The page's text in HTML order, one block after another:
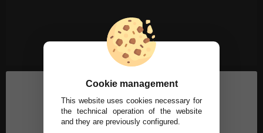
Cookie management
This website uses cookies necessary for
the technical operation of the website
and they are previously configured.